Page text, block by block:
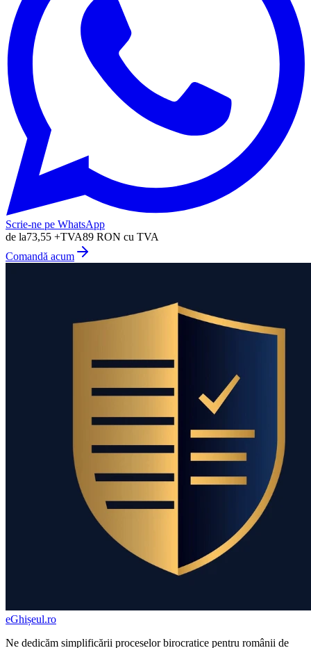
Scrie-ne pe WhatsApp
de la73,55 +TVA89 RON cu TVA
Comandă acum
eGhișeul.ro
Ne dedicăm simplificării proceselor birocratice pentru românii de